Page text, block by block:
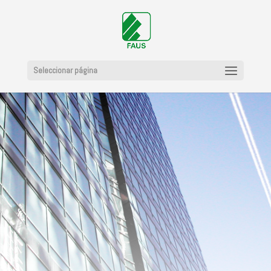
Seleccionar página